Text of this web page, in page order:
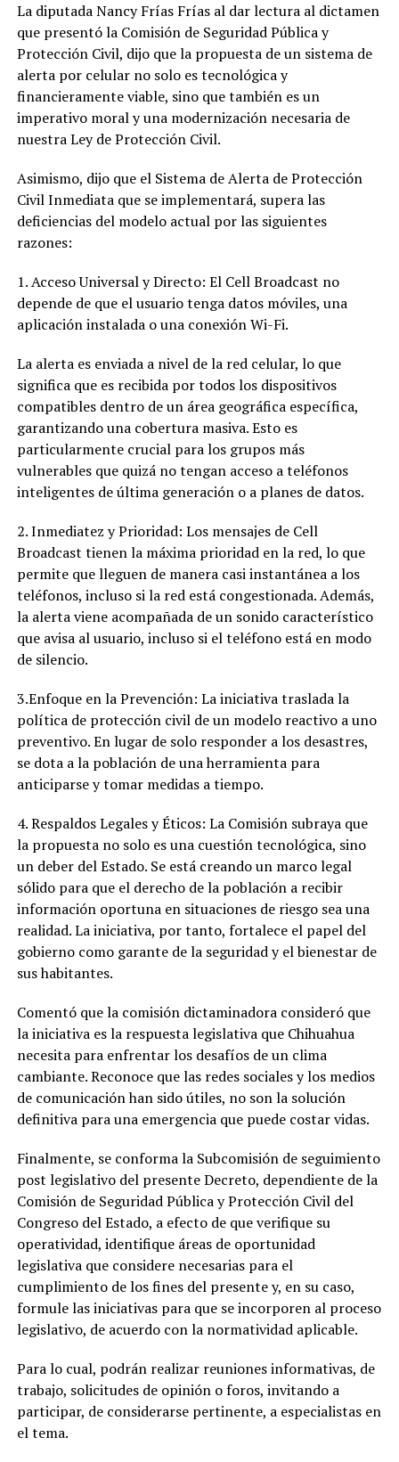
La diputada Nancy Frías Frías al dar lectura al dictamen
que presentó la Comisión de Seguridad Pública y
Protección Civil, dijo que la propuesta de un sistema de
alerta por celular no solo es tecnológica y
financieramente viable, sino que también es un
imperativo moral y una modernización necesaria de
nuestra Ley de Protección Civil.
Asimismo, dijo que el Sistema de Alerta de Protección
Civil Inmediata que se implementará, supera las
deficiencias del modelo actual por las siguientes
razones:
1. Acceso Universal y Directo: El Cell Broadcast no
depende de que el usuario tenga datos móviles, una
aplicación instalada o una conexión Wi-Fi.
La alerta es enviada a nivel de la red celular, lo que
significa que es recibida por todos los dispositivos
compatibles dentro de un área geográfica específica,
garantizando una cobertura masiva. Esto es
particularmente crucial para los grupos más
vulnerables que quizá no tengan acceso a teléfonos
inteligentes de última generación o a planes de datos.
2. Inmediatez y Prioridad: Los mensajes de Cell
Broadcast tienen la máxima prioridad en la red, lo que
permite que lleguen de manera casi instantánea a los
teléfonos, incluso si la red está congestionada. Además,
la alerta viene acompañada de un sonido característico
que avisa al usuario, incluso si el teléfono está en modo
de silencio.
3.Enfoque en la Prevención: La iniciativa traslada la
política de protección civil de un modelo reactivo a uno
preventivo. En lugar de solo responder a los desastres,
se dota a la población de una herramienta para
anticiparse y tomar medidas a tiempo.
4. Respaldos Legales y Éticos: La Comisión subraya que
la propuesta no solo es una cuestión tecnológica, sino
un deber del Estado. Se está creando un marco legal
sólido para que el derecho de la población a recibir
información oportuna en situaciones de riesgo sea una
realidad. La iniciativa, por tanto, fortalece el papel del
gobierno como garante de la seguridad y el bienestar de
sus habitantes.
Comentó que la comisión dictaminadora consideró que
la iniciativa es la respuesta legislativa que Chihuahua
necesita para enfrentar los desafíos de un clima
cambiante. Reconoce que las redes sociales y los medios
de comunicación han sido útiles, no son la solución
definitiva para una emergencia que puede costar vidas.
Finalmente, se conforma la Subcomisión de seguimiento
post legislativo del presente Decreto, dependiente de la
Comisión de Seguridad Pública y Protección Civil del
Congreso del Estado, a efecto de que verifique su
operatividad, identifique áreas de oportunidad
legislativa que considere necesarias para el
cumplimiento de los fines del presente y, en su caso,
formule las iniciativas para que se incorporen al proceso
legislativo, de acuerdo con la normatividad aplicable.
Para lo cual, podrán realizar reuniones informativas, de
trabajo, solicitudes de opinión o foros, invitando a
participar, de considerarse pertinente, a especialistas en
el tema.